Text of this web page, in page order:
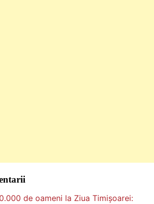
de oameni la Ziua Timișoarei: